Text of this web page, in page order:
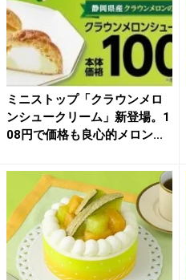
ミニストップ「クラウンメロ
ンシュークリーム」新登場。1
08円で価格も良心的メロン...